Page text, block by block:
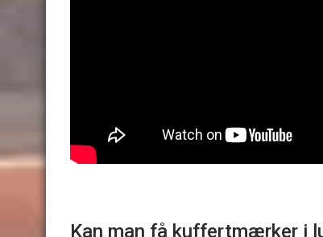
Kan man få kuffertmærker i